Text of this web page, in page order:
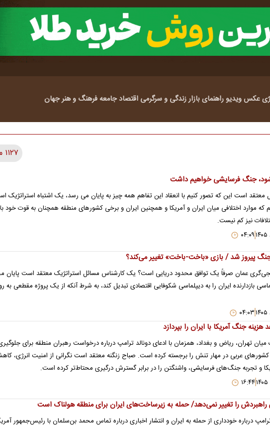
عکسویدیوراهنمای بازارزندگی و سرگرمی اقتصادجامعه فرهنگ و هنرجهان
۱۱۲۷ مطلب
جنگ فرسایشی خواهیم داشت
معتقد است این که تصور کنیم با انعقاد این تفاهم همه چیز به پایان می رسد، یک اشتباه استراتژیک
که موارد اختلافی میان ایران و آمریکا و همچنین ایران و برخی کشورهای منطقه همچنان به قوت خود
نیز کم نیست.
۰۴:۰۹
پیروز شد / بازی «باخت-باخت» تغییر می‌کند؟
عمان صرفاً یک توافق محدود دریایی است؟ یک کارشناس مسائل استراتژیک معتقد است پایان
بازدارنده ایران را به دیپلماسی شکوفایی اقتصادی تبدیل کند، به شرط آنکه از یک پروژه مقطعی به
۰۴:۰۳
جنگ آمریکا با ایران را بپردازد
تهران، ریاض و بغداد، همزمان با ادعای دونالد ترامپ درباره درخواست رهبران منطقه برای
عربی در مهار تنش را برجسته کرده است. صباح زنگنه معتقد است نگرانی از امنیت انرژی،
و تجربه جنگ‌های فرسایشی، واشنگتن را در برابر گسترش درگیری محتاط‌تر کرده است.
۱۶:۴۴
را تغییر نمی‌دهد/ حمله به زیرساخت‌های ایران برای منطقه هولناک است
درباره خودداری از حمله به ایران و انتشار اخباری درباره تماس محمد بن‌سلمان با رئیس‌جمهور